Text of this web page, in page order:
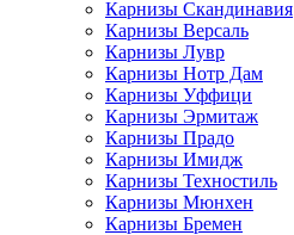
Карнизы Скандинавия
Карнизы Версаль
Карнизы Лувр
Карнизы Нотр Дам
Карнизы Уффици
Карнизы Эрмитаж
Карнизы Прадо
Карнизы Имидж
Карнизы Техностиль
Карнизы Мюнхен
Карнизы Бремен